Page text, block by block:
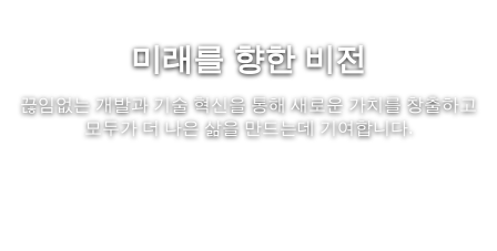
미래를 향한 비전
끊임없는 개발과 기술 혁신을 통해 새로운 가치를 창출하고
모두가 더 나은 삶을 만드는데 기여합니다.